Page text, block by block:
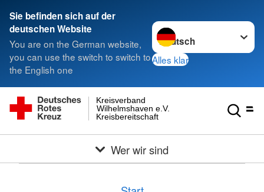
Sie befinden sich auf der
deutschen Website
You are on the German website,
you can use the switch to switch to
the English one
Sprache wechseln zu
Alles klar
Kreisbereitschaft
Wilhelmshaven e.V.
Kreisverband
Wer wir sind